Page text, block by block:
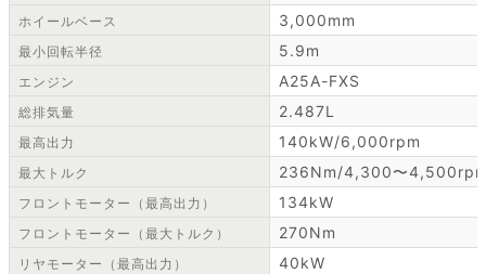
ホイールベース 3,000mm
最小回転半径 5.9m
エンジン A25A-FXS
総排気量 2.487L
最高出力 140kW/6,000rpm
最大トルク 236Nm/4,300〜
フロントモーター（最高出力） 134kW
フロントモーター（最大トルク） 270Nm
リヤモーター（最高出力） 40kW